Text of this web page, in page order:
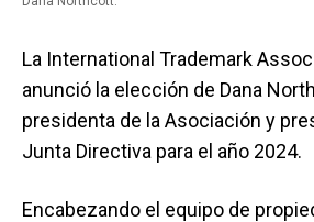
La International Trademark
anunció la elección de Dana
presidenta de la Asociación y
Junta Directiva para el año 2024.
Encabezando el equipo de